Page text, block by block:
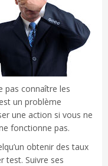
pas connaître les
un problème
une action si vous ne
fonctionne pas.
obtenir des taux
test. Suivre ses